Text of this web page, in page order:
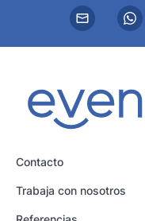
Contacto
Trabaja con nosotros